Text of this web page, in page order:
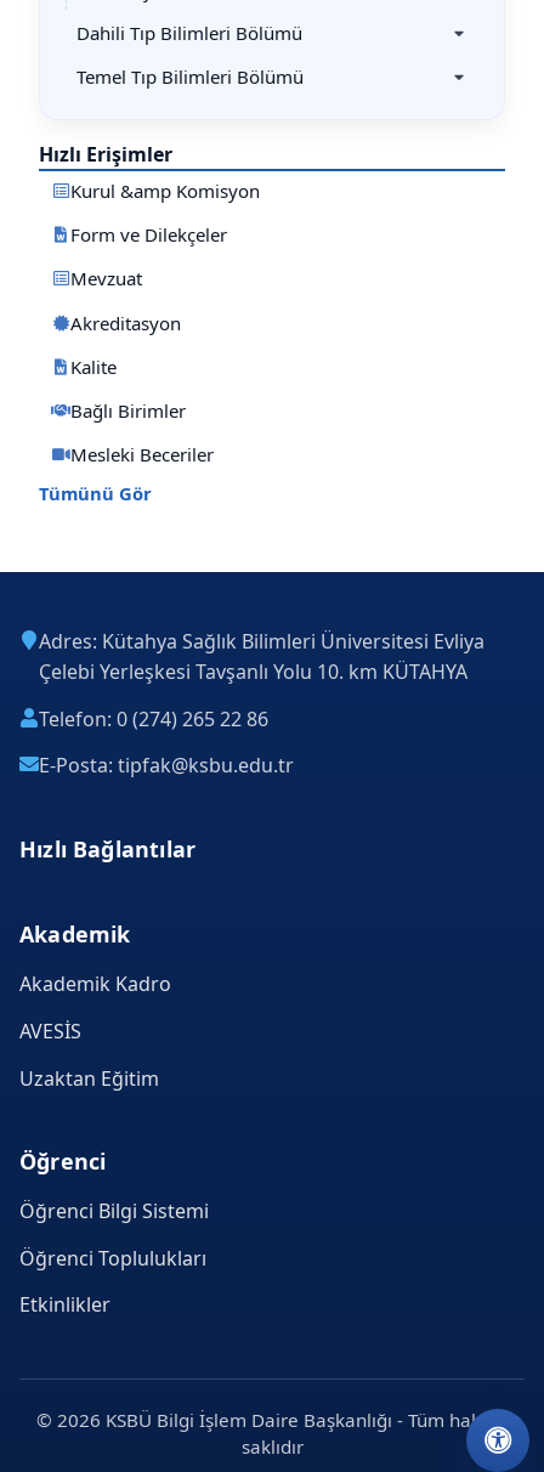
Dahili Tıp Bilimleri Bölümü
Temel Tıp Bilimleri Bölümü
Hızlı Erişimler
Kurul &amp Komisyon
Form ve Dilekçeler
Mevzuat
Akreditasyon
Kalite
Bağlı Birimler
Mesleki Beceriler
Tümünü Gör
Adres: Kütahya Sağlık Bilimleri Üniversitesi Evliya
Çelebi Yerleşkesi Tavşanlı Yolu 10. km KÜTAHYA
Telefon: 0 (274) 265 22 86
E-Posta: tipfak@ksbu.edu.tr
Hızlı Bağlantılar
Akademik
Akademik Kadro
AVESİS
Uzaktan Eğitim
Öğrenci
Öğrenci Bilgi Sistemi
Öğrenci Toplulukları
Etkinlikler
© 2026 KSBÜ Bilgi İşlem Daire Başkanlığı - Tüm hakları
saklıdır